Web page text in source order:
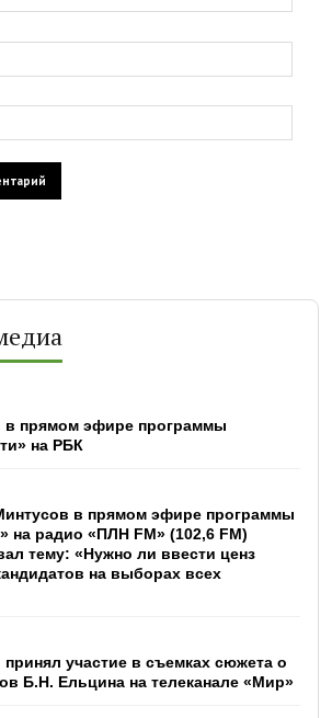
в прямом эфире программы
на РБК
в прямом эфире программы
на радио «ПЛН FM» (102,6 FM)
тему: «Нужно ли ввести ценз
на выборах всех
участие в съемках сюжета о
Б.Н. Ельцина на телеканале «Мир»